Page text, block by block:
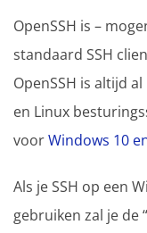
OpenSSH is –
standaard SSH
OpenSSH is altijd
en Linux
voorWindows 10
Als je SSH op een
gebruiken zal je de